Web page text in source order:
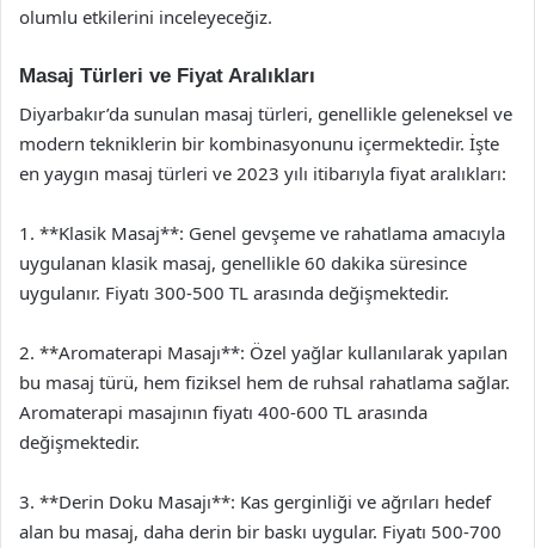
olumlu etkilerini inceleyeceğiz.
Masaj Türleri ve Fiyat Aralıkları
Diyarbakır’da sunulan masaj türleri, genellikle geleneksel ve
modern tekniklerin bir kombinasyonunu içermektedir. İşte
en yaygın masaj türleri ve 2023 yılı itibarıyla fiyat aralıkları:
1. **Klasik Masaj**: Genel gevşeme ve rahatlama amacıyla
uygulanan klasik masaj, genellikle 60 dakika süresince
uygulanır. Fiyatı 300-500 TL arasında değişmektedir.
2. **Aromaterapi Masajı**: Özel yağlar kullanılarak yapılan
bu masaj türü, hem fiziksel hem de ruhsal rahatlama sağlar.
Aromaterapi masajının fiyatı 400-600 TL arasında
değişmektedir.
3. **Derin Doku Masajı**: Kas gerginliği ve ağrıları hedef
alan bu masaj, daha derin bir baskı uygular. Fiyatı 500-700